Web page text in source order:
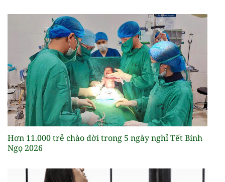
Hơn 11.000 trẻ chào đời trong 5 ngày nghỉ Tết Bính
Ngọ 2026